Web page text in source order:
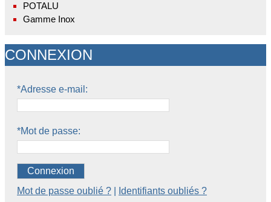
POTALU
Gamme Inox
CONNEXION
*Adresse e-mail:
*Mot de passe:
Connexion
Mot de passe oublié ?
Identifiants oubliés ?